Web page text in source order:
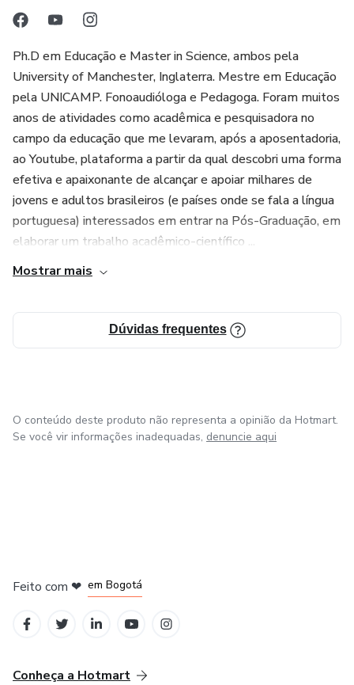
R$99,00, tornando-o acessível para estudantes e
Ph.D em Educação e Master in Science, ambos pela
University of Manchester, Inglaterra. Mestre em Educação
pela UNICAMP. Fonoaudióloga e Pedagoga. Foram muitos
anos de atividades como acadêmica e pesquisadora no
campo da educação que me levaram, após a aposentadoria,
ao Youtube, plataforma a partir da qual descobri uma forma
efetiva e apaixonante de alcançar e apoiar milhares de
jovens e adultos brasileiros (e países onde se fala a língua
portuguesa) interessados em entrar na Pós-Graduação, em
elaborar um trabalho acadêmico-científico ...
Mostrar mais
Dúvidas frequentes
O conteúdo deste produto não representa a opinião da Hotmart.
Se você vir informações inadequadas, denuncie aqui
Feito com ❤ em Bogotá
Conheça a Hotmart